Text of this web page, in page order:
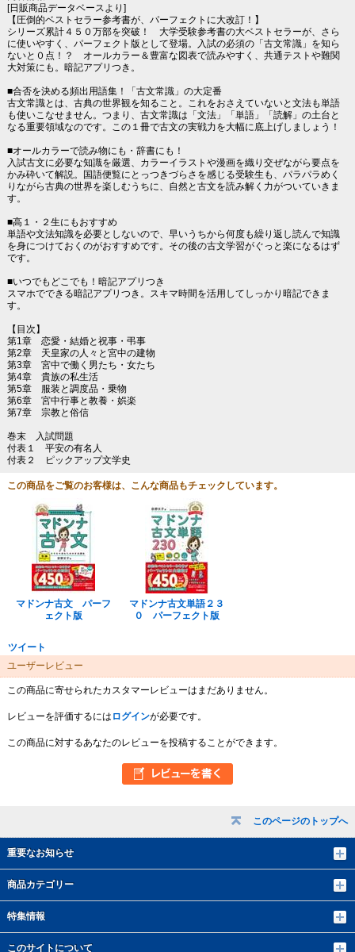
このページのトップへ
重要なお知らせ
商品カテゴリー
特集情報
このサイトについて
[日販商品データベースより]
【圧倒的ベストセラー参考書が、パーフェクトに大改訂！】
シリーズ累計４５０万部を突破！ 大学受験参考書の大ベストセラーが、さら
に使いやすく、パーフェクト版として登場。入試の必須の「古文常識」を知ら
ないと０点！？ オールカラー＆豊富な図表で読みやすく、共通テストや難関
大対策にも。暗記アプリつき。
■合否を決める頻出用語集！「古文常識」の大定番
古文常識とは、古典の世界観を知ること。これをおさえていないと文法も単語
も使いこなせません。つまり、古文常識は「文法」「単語」「読解」の土台と
なる重要領域なのです。この１冊で古文の実戦力を大幅に底上げしましょう！
■オールカラーで読み物にも・辞書にも！
入試古文に必要な知識を厳選、カラーイラストや漫画を織り交ぜながら要点を
かみ砕いて解説。国語便覧にとっつきづらさを感じる受験生も、パラパラめく
りながら古典の世界を楽しむうちに、自然と古文を読み解く力がついていきま
す。
■高１・２生にもおすすめ
単語や文法知識を必要としないので、早いうちから何度も繰り返し読んで知識
を身につけておくのがおすすめです。その後の古文学習がぐっと楽になるはず
です。
■いつでもどこでも！暗記アプリつき
スマホでできる暗記アプリつき。スキマ時間を活用してしっかり暗記できま
す。
【目次】
第1章 恋愛・結婚と祝事・弔事
第2章 天皇家の人々と宮中の建物
第3章 宮中で働く男たち・女たち
第4章 貴族の私生活
第5章 服装と調度品・乗物
第6章 宮中行事と教養・娯楽
第7章 宗教と俗信
巻末 入試問題
付表１ 平安の有名人
付表２ ピックアップ文学史
この商品をご覧のお客様は、こんな商品もチェックしています。
マドンナ古文 パーフ
ェクト版
マドンナ古文単語２３
０ パーフェクト版
ツイート
ユーザーレビュー
この商品に寄せられたカスタマーレビューはまだありません。
レビューを評価するには ログインが必要です。
この商品に対するあなたのレビューを投稿することができます。